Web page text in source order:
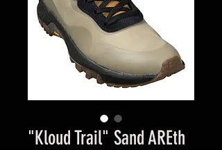
"Kloud Trail" Sand AREth